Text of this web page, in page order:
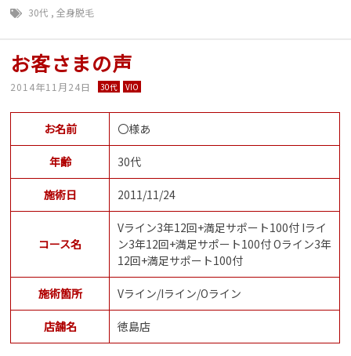
30代 ,全身脱毛
お客さまの声
2014年11月24日 30代 VIO
お名前 〇様あ
年齢 30代
施術日 2011/11/24
コース名
Vライン3年12回+満足サポート100付 Iライ
ン3年12回+満足サポート100付 Oライン3年
12回+満足サポート100付
施術箇所 Vライン/Iライン/Oライン
店舗名 徳島店